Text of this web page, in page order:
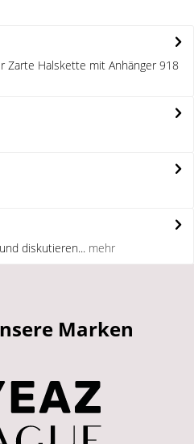
Zarte Halskette mit Anhänger 918
diskutieren... mehr
Marken